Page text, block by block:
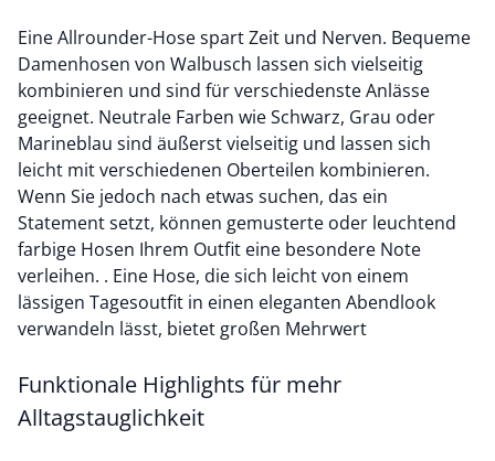
Eine Allrounder-Hose spart Zeit und Nerven. Bequeme
Damenhosen von Walbusch lassen sich vielseitig
kombinieren und sind für verschiedenste Anlässe
geeignet. Neutrale Farben wie Schwarz, Grau oder
Marineblau sind äußerst vielseitig und lassen sich
leicht mit verschiedenen Oberteilen kombinieren.
Wenn Sie jedoch nach etwas suchen, das ein
Statement setzt, können gemusterte oder leuchtend
farbige Hosen Ihrem Outfit eine besondere Note
verleihen. . Eine Hose, die sich leicht von einem
lässigen Tagesoutfit in einen eleganten Abendlook
verwandeln lässt, bietet großen Mehrwert
Funktionale Highlights für mehr
Alltagstauglichkeit